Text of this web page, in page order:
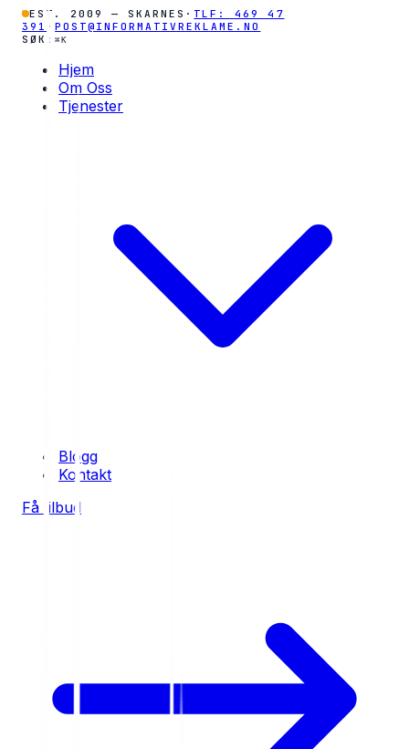
EST. 2009 — SKARNES · TLF: 469 47
391 ·POST@INFORMATIVREKLAME.NO
SØK:⌘K
Hjem
Om Oss
Tjenester
Blogg
Kontakt
Få tilbud